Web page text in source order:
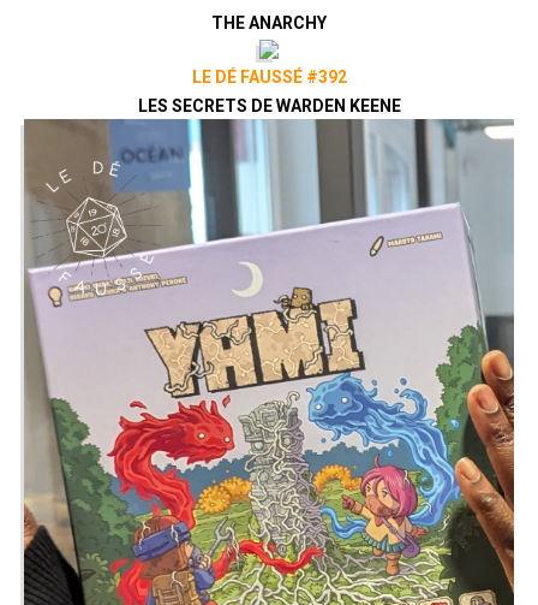
THE ANARCHY
LE DÉ FAUSSÉ #392
LES SECRETS DE WARDEN KEENE